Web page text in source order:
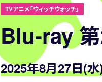
TVアニメ「ウィッチウォッチ」
Blu-ray
2025年8月27日(